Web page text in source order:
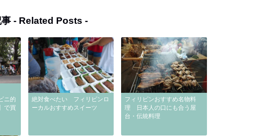
- Related Posts -
ニ的
で買
絶対食べたい フィリピンロ
ーカルおすすめスイーツ
フィリピンおすすめ名物料
理 日本人の口にも合う屋
台・伝統料理